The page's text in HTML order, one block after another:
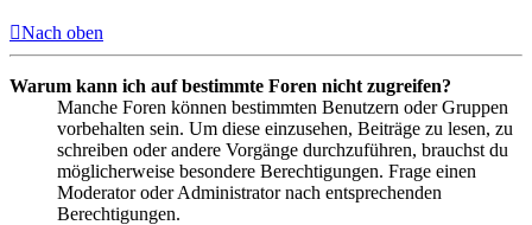
Nach oben
Warum kann ich auf bestimmte Foren nicht zugreifen?
Manche Foren können bestimmten Benutzern oder Gruppen
vorbehalten sein. Um diese einzusehen, Beiträge zu lesen, zu
schreiben oder andere Vorgänge durchzuführen, brauchst du
möglicherweise besondere Berechtigungen. Frage einen
Moderator oder Administrator nach entsprechenden
Berechtigungen.